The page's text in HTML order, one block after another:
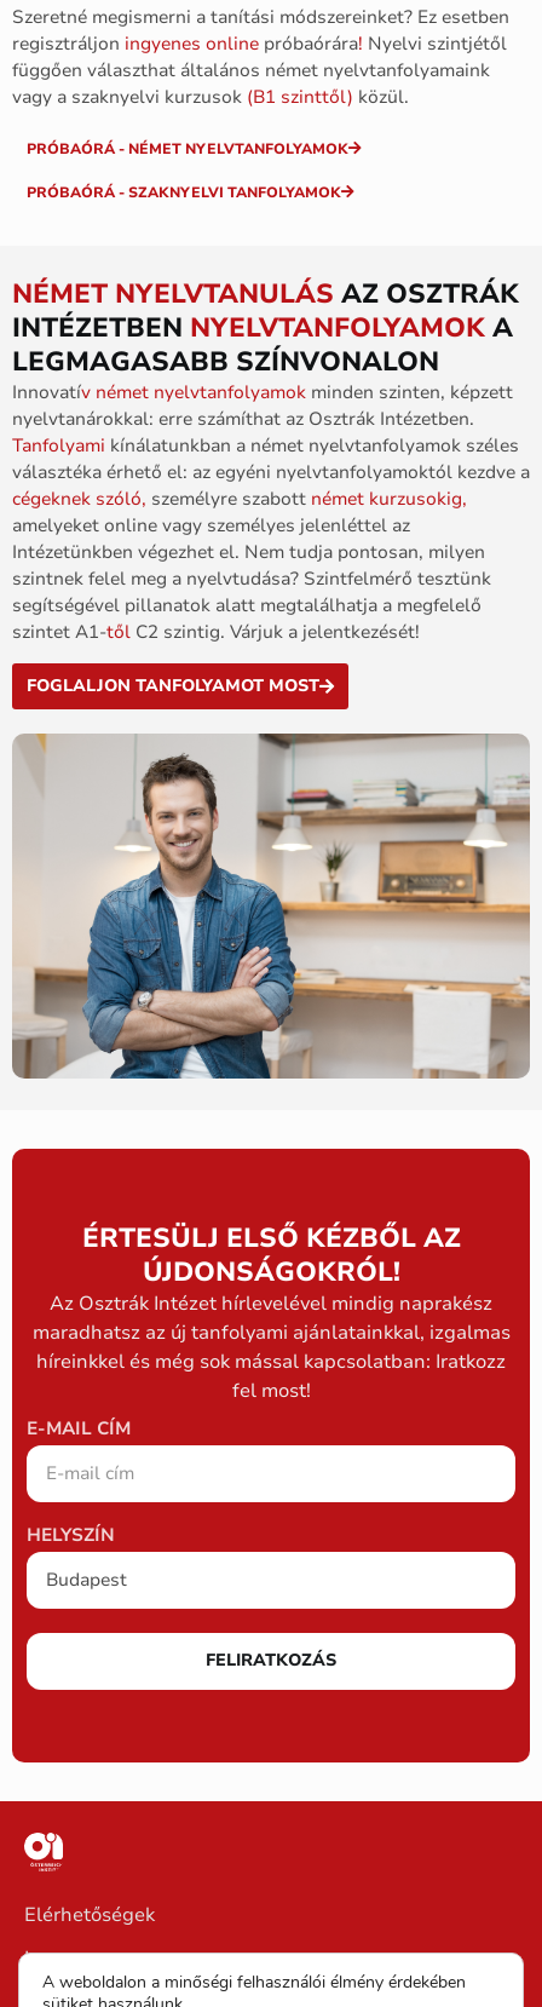
Szeretné megismerni a tanítási módszereinket? Ez esetben
regisztráljon ingyenes online próbaórára! Nyelvi szintjétől
függően választhat általános német nyelvtanfolyamaink
vagy a szaknyelvi kurzusok (B1 szinttől) közül.
PRÓBAÓRÁ - NÉMET NYELVTANFOLYAMOK
PRÓBAÓRÁ - SZAKNYELVI TANFOLYAMOK
NÉMET NYELVTANULÁS AZ OSZTRÁK
INTÉZETBEN NYELVTANFOLYAMOK A
LEGMAGASABB SZÍNVONALON
Innovatív német nyelvtanfolyamok minden szinten, képzett
nyelvtanárokkal: erre számíthat az Osztrák Intézetben.
Tanfolyami kínálatunkban a német nyelvtanfolyamok széles
választéka érhető el: az egyéni nyelvtanfolyamoktól kezdve a
cégeknek szóló, személyre szabott német kurzusokig,
amelyeket online vagy személyes jelenléttel az
Intézetünkben végezhet el. Nem tudja pontosan, milyen
szintnek felel meg a nyelvtudása? Szintfelmérő tesztünk
segítségével pillanatok alatt megtalálhatja a megfelelő
szintet A1-től C2 szintig. Várjuk a jelentkezését!
FOGLALJON TANFOLYAMOT MOST
ÉRTESÜLJ ELSŐ KÉZBŐL AZ
ÚJDONSÁGOKRÓL!
Az Osztrák Intézet hírlevelével mindig naprakész
maradhatsz az új tanfolyami ajánlatainkkal, izgalmas
híreinkkel és még sok mással kapcsolatban: Iratkozz
fel most!
E-MAIL CÍM
HELYSZÍN
FELIRATKOZÁS
Elérhetőségek
Impresszum
A weboldalon a minőségi felhasználói élmény érdekében